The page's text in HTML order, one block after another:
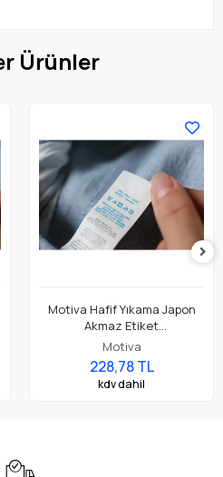
Ürünler
Motiva Hafif Yıkama Japon
Akmaz Etiket
(25mmx200mt.HafifYıkama)
Motiva
228,78 TL
kdv dahil